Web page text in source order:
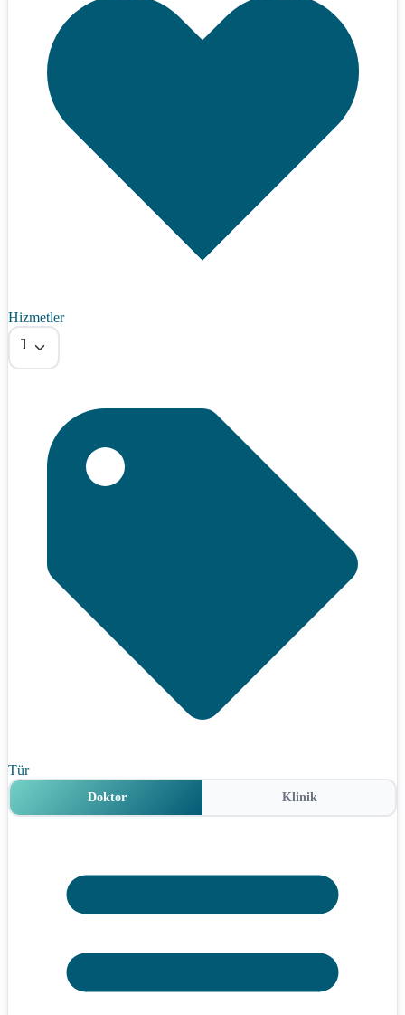
Hizmetler
Tümü
Tür
Doktor Klinik